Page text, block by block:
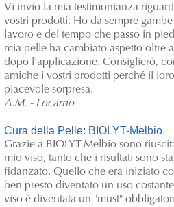
Vi invio la mia testimonianza
vostri prodotti. Ho da sempre
lavoro e del tempo che passo in
mia pelle ha cambiato aspetto oltre
dopo l'applicazione. Consiglierò,
amiche i vostri prodotti perché il
piacevole sorpresa.
A.M. - Locarno
Cura della Pelle: BIOLYT-Melbio
Grazie a BIOLYT-Melbio sono
mio viso, tanto che i risultati sono
fidanzato. Quello che era iniziato
ben presto diventato un uso
viso è diventata un "must"